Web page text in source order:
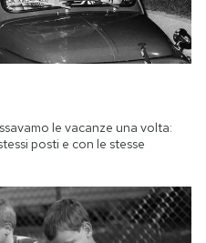
le vacanze una volta:
posti e con le stesse